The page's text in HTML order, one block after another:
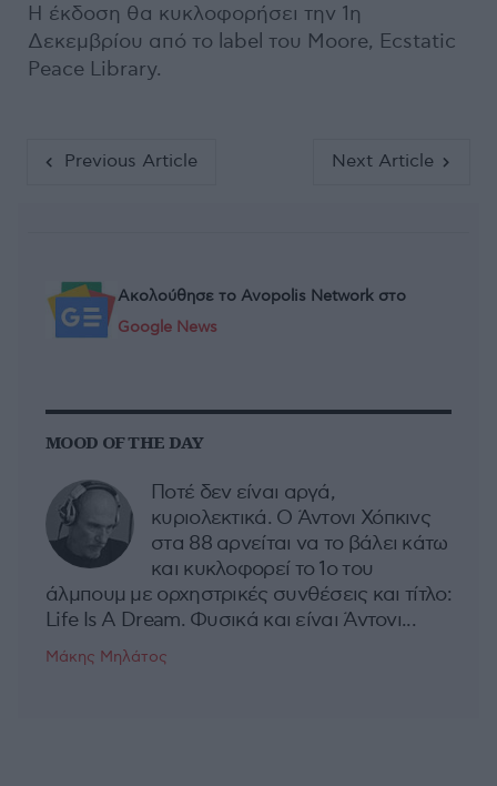
Η έκδοση θα κυκλοφορήσει την 1η
Δεκεμβρίου από το label του Moore, Ecstatic
Peace Library.
Previous Article Next Article
Ακολούθησε το Avopolis Network στο
Google News
MOOD OF THE DAY
Ποτέ δεν είναι αργά,
κυριολεκτικά. Ο Άντονι Χόπκινς
στα 88 αρνείται να το βάλει κάτω
και κυκλοφορεί το 1ο του
άλμπουμ με ορχηστρικές συνθέσεις και τίτλο:
Life Is A Dream. Φυσικά και είναι Άντονι...
Μάκης Μηλάτος